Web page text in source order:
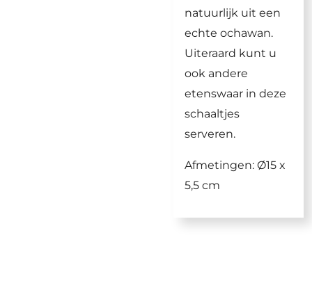
natuurlijk uit een
echte ochawan.
Uiteraard kunt u
ook andere
etenswaar in deze
schaaltjes
serveren.
Afmetingen: Ø15 x
5,5 cm